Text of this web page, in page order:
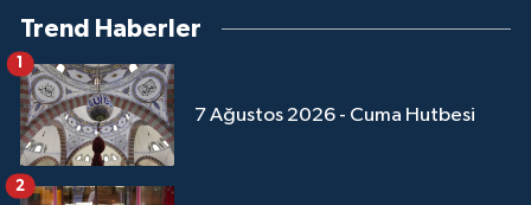
Trend Haberler
7 Ağustos 2026 - Cuma Hutbesi
1
2